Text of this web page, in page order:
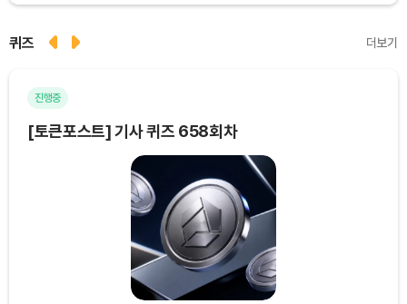
퀴즈 더보기
진행중
[토큰포스트] 기사 퀴즈 658회차